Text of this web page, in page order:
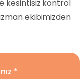
kesintisiz kontrol
ekibimizden
*